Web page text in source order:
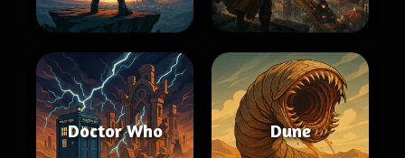
Doctor Who Dune